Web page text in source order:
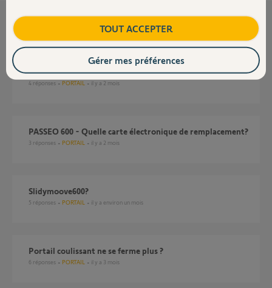
Questions liées
Problème solar set sur motorisation portail Evolvia
4 réponses PORTAIL il y a 2 mois
PASSEO 600 - Quelle carte électronique de remplacement?
3 réponses PORTAIL il y a 2 mois
slidymoove600?
5 réponses PORTAIL il y a environ un mois
Portail coulissant ne se ferme plus ?
6 réponses PORTAIL il y a 3 mois
TOUT ACCEPTER
Gérer mes préférences